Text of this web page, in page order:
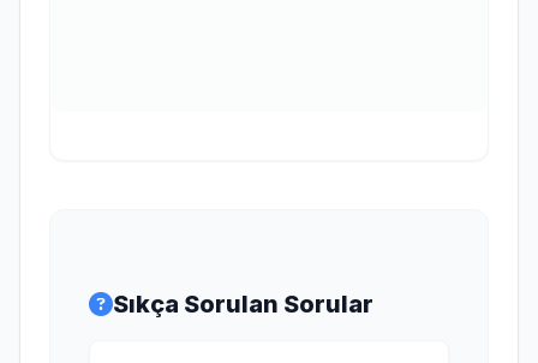
Sıkça Sorulan Sorular